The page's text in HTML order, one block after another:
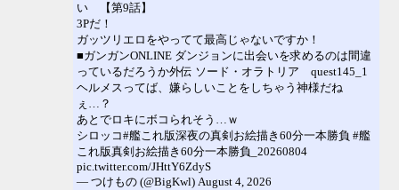
い 【第9話】
3Pだ！
ガッツリエロをやってて最高じゃないですか！
■ガンガンONLINE ダンジョンに出会いを求めるのは間違
っているだろうか外伝 ソード・オラトリア quest145_1
ヘルメスってば、嫌らしいことをしちゃう神様だね
ぇ…？
あとでロキにボコられそう…ｗ
シロッコ#艦これ版深夜の真剣お絵描き60分一本勝負 #艦
これ版真剣お絵描き60分一本勝負_20260804
pic.twitter.com/JHttY6ZdyS
— つけもの (@BigKwl) August 4, 2026